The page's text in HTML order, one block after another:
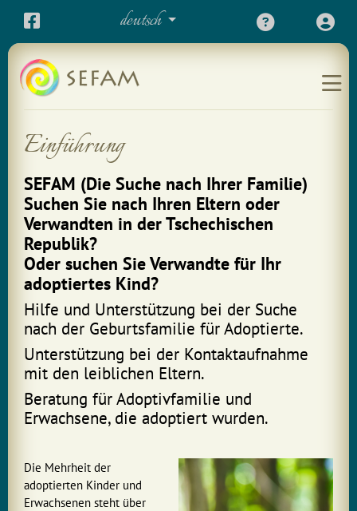
deutsch
Einführung
SEFAM (Die Suche nach Ihrer Familie)
Suchen Sie nach Ihren Eltern oder
Verwandten in der Tschechischen
Republik?
Oder suchen Sie Verwandte für Ihr
adoptiertes Kind?
Hilfe und Unterstützung bei der Suche
nach der Geburtsfamilie für Adoptierte.
Unterstützung bei der Kontaktaufnahme
mit den leiblichen Eltern.
Beratung für Adoptivfamilie und
Erwachsene, die adoptiert wurden.
Die Mehrheit der
adoptierten Kinder und
Erwachsenen steht über